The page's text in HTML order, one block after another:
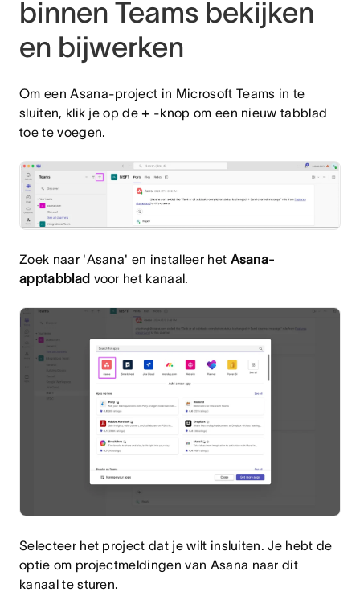
binnen Teams bekijken
en bijwerken
Om een Asana-project in Microsoft Teams in te
sluiten, klik je op de+ -knop om een nieuw tabblad
toe te voegen.
Zoek naar 'Asana' en installeer het Asana-
apptabblad voor het kanaal.
Selecteer het project dat je wilt insluiten. Je hebt de
optie om projectmeldingen van Asana naar dit
kanaal te sturen.